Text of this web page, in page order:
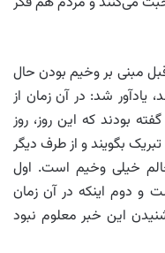
مبنی بر وخیم بودن حال
یادآور شد: در آن زمان از
اردیبهشت‌ماه گفته بودند که این روز، روز
بگویند و از طرف دیگر
خیلی وخیم است. اول
نیست و دوم اینکه در آن زمان
این خبر معلوم نبود